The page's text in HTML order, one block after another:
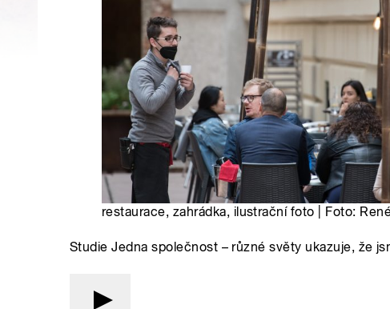
restaurace, zahrádka, ilustrační foto | Foto:
Studie Jedna společnost – různé světy ukazuje, že